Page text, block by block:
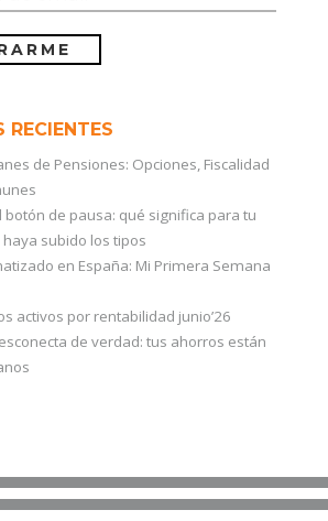
RECIENTES
de Pensiones: Opciones, Fiscalidad
botón de pausa: qué significa para tu
subido los tipos
en España: Mi Primera Semana
activos por rentabilidad junio’26
de verdad: tus ahorros están